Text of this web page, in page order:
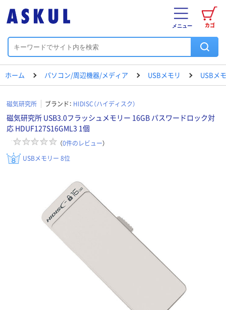
カゴ
メニュー
ホーム パソコン/周辺機器/メディア USBメモリ USBメ
磁気研究所 ブランド： HIDISC（ハイディスク）
磁気研究所 USB3.0フラッシュメモリー 16GB パスワードロック対
応 HDUF127S16GML3 1個
（0件のレビュー）
USBメモリー 8位